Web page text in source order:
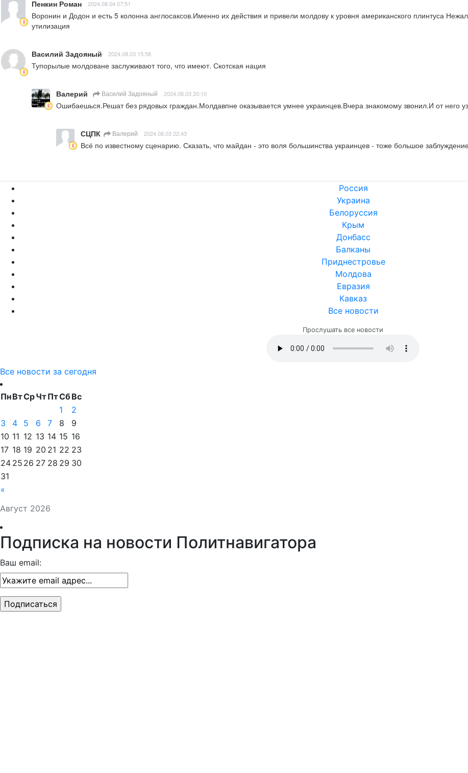
Пенкин Роман 2024.08.04 07:51
Воронин и Додон и есть 5 колонна англосаксов.Именно их действия и привели молдову к уровня американского плинтуса
утилизация
Василий Задояный 2024.08.03 15:58
Тупорылые молдоване заслуживают того, что имеют. Скотская нация
Валерий Василий Задояный 2024.08.03 20:10
Ошибаешься.Решат без рядовых граждан.Молдавпне оказывается умнее украинцев.Вчера знакомому звонил.И от него
СЦПК Валерий 2024.08.03 22:43
Всё по известному сценарию. Сказать, что майдан - это воля большинства украинцев - тоже большое
Россия
Украина
Белоруссия
Крым
Донбасс
Балканы
Приднестровье
Молдова
Евразия
Кавказ
Все новости
Прослушать все новости
Все новости за сегодня
Август 2026
ПнВтСрЧтПтСбВс
«
1
2
3
4 5 6 7 8
9
10 11 12 13 14 15 16
17 18 19 20 21 22 23
24 25 26 27 28 29 30
31
Подписка на новости Политнавигатора
Ваш email: